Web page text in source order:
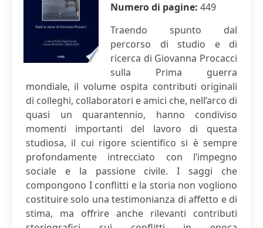
Numero di pagine: 449
Traendo spunto dal
percorso di studio e di
ricerca di Giovanna Procacci
sulla Prima guerra
mondiale, il volume ospita contributi originali
di colleghi, collaboratori e amici che, nell’arco di
quasi un quarantennio, hanno condiviso
momenti importanti del lavoro di questa
studiosa, il cui rigore scientifico si è sempre
profondamente intrecciato con l’impegno
sociale e la passione civile. I saggi che
compongono I conflitti e la storia non vogliono
costituire solo una testimonianza di affetto e di
stima, ma offrire anche rilevanti contributi